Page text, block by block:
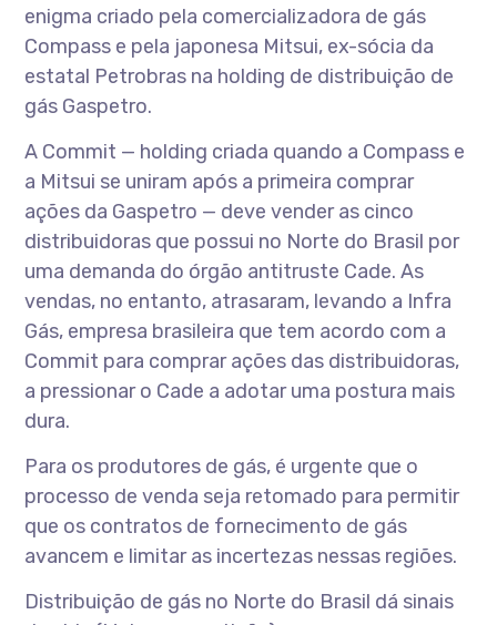
enigma criado pela comercializadora de gás
Compass e pela japonesa Mitsui, ex-sócia da
estatal Petrobras na holding de distribuição de
gás Gaspetro.
A Commit — holding criada quando a Compass e
a Mitsui se uniram após a primeira comprar
ações da Gaspetro — deve vender as cinco
distribuidoras que possui no Norte do Brasil por
uma demanda do órgão antitruste Cade. As
vendas, no entanto, atrasaram, levando a Infra
Gás, empresa brasileira que tem acordo com a
Commit para comprar ações das distribuidoras,
a pressionar o Cade a adotar uma postura mais
dura.
Para os produtores de gás, é urgente que o
processo de venda seja retomado para permitir
que os contratos de fornecimento de gás
avancem e limitar as incertezas nessas regiões.
Distribuição de gás no Norte do Brasil dá sinais